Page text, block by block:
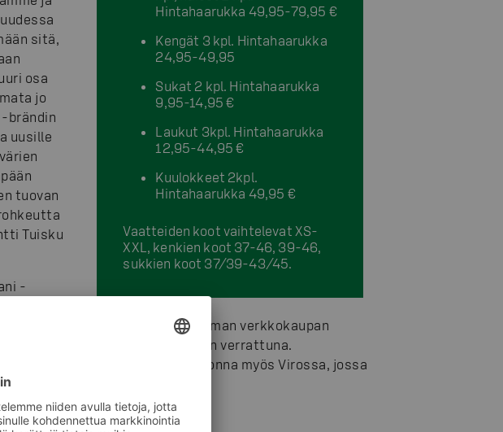
Hintahaarukka 49,95-79,95 €
Kengät 3 kpl. Hintahaarukka
24,95-49,95
Sukat 2 kpl. Hintahaarukka
9,95-14,95 €
Laukut 3kpl. Hintahaarukka
12,95-44,95 €
Kuulokkeet 2kpl.
Hintahaarukka 49,95 €
Vaatteiden koot vaihtelevat XS-
XXL, kenkien koot 37-46, 39-46,
sukkien koot 37/39-43/45.
sitä,
osa
jo
brändin
uusille
tuovan
Tuisku
-
viime keväänä sai aikaan Prisman verkkokaupan
kertaisen myyntipiikin normaaliin verrattuna.
brändi lanseerattiin viime vuonna myös Virossa, jossa